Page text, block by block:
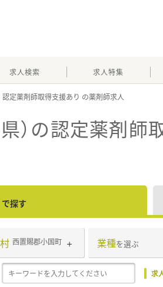
求人検索 求人特集
認定薬剤師取得支援あり
）の認定薬剤師
で探す
西置賜郡小国町 業種を選ぶ
求